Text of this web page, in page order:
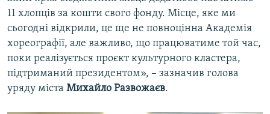
11 хлопців за кошти свого фонду. Місце, яке ми
сьогодні відкрили, це ще не повноцінна Академія
хореографії, але важливо, що працюватиме той час,
поки реалізується проєкт культурного кластера,
підтриманий президентом», – зазначив голова
уряду міста Михайло Развожаєв.